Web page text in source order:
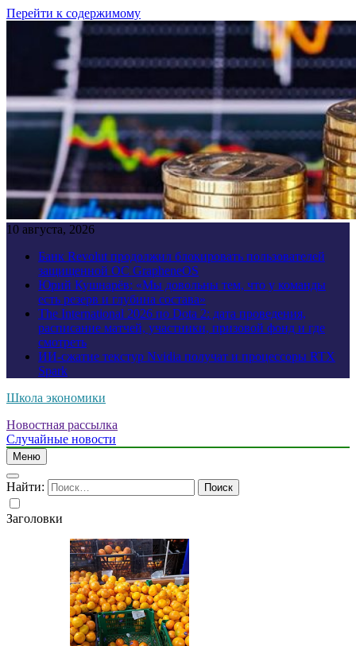
Перейти к содержимому
10 августа, 2026
Банк Revolut продолжил блокировать пользователей
защищенной ОС GrapheneOS
Юрий Кушнарёв: «Мы довольны тем, что у команды
есть резерв и глубина состава»
The International 2026 по Dota 2: дата проведения,
расписание матчей, участники, призовой фонд и где
смотреть
ИИ-сжатие текстур Nvidia получат и процессоры RTX
Spark
Школа экономики
Новостная рассылка
Случайные новости
Меню
Найти:
Заголовки